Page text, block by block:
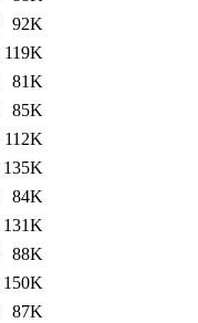
92K
119K
81K
85K
112K
135K
84K
131K
88K
150K
87K